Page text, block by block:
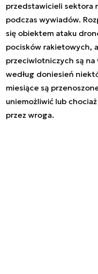
przedstawicieli sektora
podczas wywiadów.
się obiektem ataku
pocisków rakietowych,
przeciwlotniczych są
według doniesień
miesiące są
uniemożliwić lub
przez wroga.